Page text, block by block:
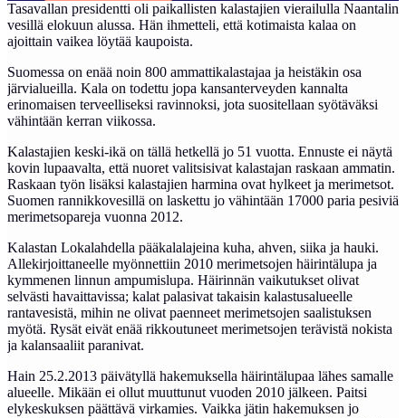
Tasavallan presidentti oli paikallisten kalastajien vierailulla Naantalin
vesillä elokuun alussa. Hän ihmetteli, että kotimaista kalaa on
ajoittain vaikea löytää kaupoista.
Suomessa on enää noin 800 ammattikalastajaa ja heistäkin osa
järvialueilla. Kala on todettu jopa kansanterveyden kannalta
erinomaisen terveelliseksi ravinnoksi, jota suositellaan syötäväksi
vähintään kerran viikossa.
Kalastajien keski-ikä on tällä hetkellä jo 51 vuotta. Ennuste ei näytä
kovin lupaavalta, että nuoret valitsisivat kalastajan raskaan ammatin.
Raskaan työn lisäksi kalastajien harmina ovat hylkeet ja merimetsot.
Suomen rannikkovesillä on laskettu jo vähintään 17000 paria pesiviä
merimetsopareja vuonna 2012.
Kalastan Lokalahdella pääkalalajeina kuha, ahven, siika ja hauki.
Allekirjoittaneelle myönnettiin 2010 merimetsojen häirintälupa ja
kymmenen linnun ampumislupa. Häirinnän vaikutukset olivat
selvästi havaittavissa; kalat palasivat takaisin kalastusalueelle
rantavesistä, mihin ne olivat paenneet merimetsojen saalistuksen
myötä. Rysät eivät enää rikkoutuneet merimetsojen terävistä nokista
ja kalansaaliit paranivat.
Hain 25.2.2013 päivätyllä hakemuksella häirintälupaa lähes samalle
alueelle. Mikään ei ollut muuttunut vuoden 2010 jälkeen. Paitsi
elykeskuksen päättävä virkamies. Vaikka jätin hakemuksen jo